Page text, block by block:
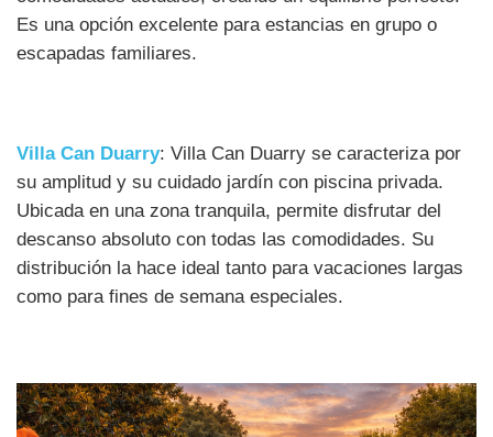
Es una opción excelente para estancias en grupo o
escapadas familiares.
Villa Can Duarry: Villa Can Duarry se caracteriza por
su amplitud y su cuidado jardín con piscina privada.
Ubicada en una zona tranquila, permite disfrutar del
descanso absoluto con todas las comodidades. Su
distribución la hace ideal tanto para vacaciones largas
como para fines de semana especiales.